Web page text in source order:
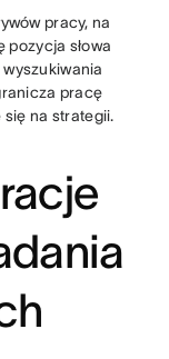
pracy, na
pozycja słowa
pracę
się na strategii.